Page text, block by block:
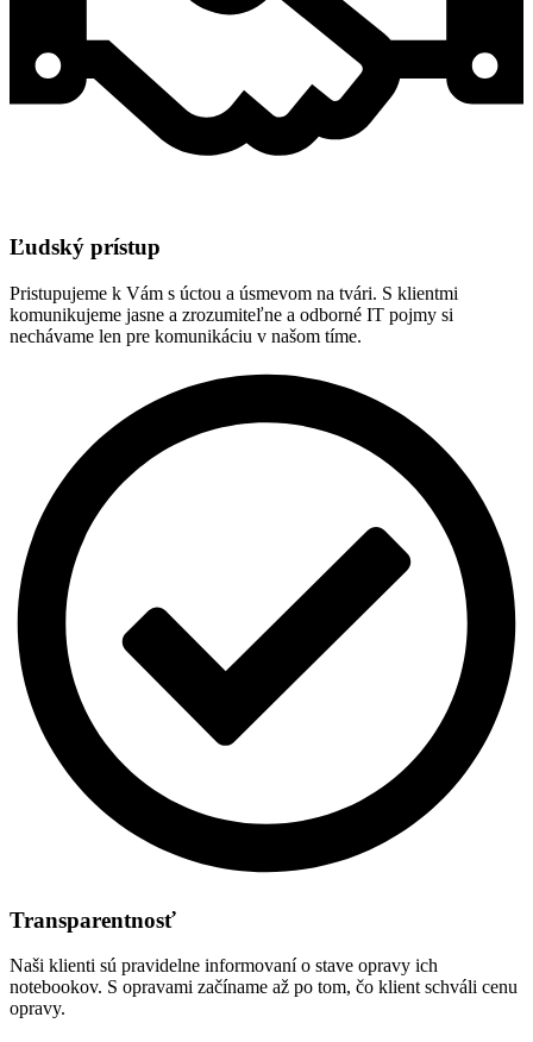
Ľudský prístup
Pristupujeme k Vám s úctou a úsmevom na tvári. S klientmi
komunikujeme jasne a zrozumiteľne a odborné IT pojmy si
nechávame len pre komunikáciu v našom tíme.
Transparentnosť
Naši klienti sú pravidelne informovaní o stave opravy ich
notebookov. S opravami začíname až po tom, čo klient schváli cenu
opravy.